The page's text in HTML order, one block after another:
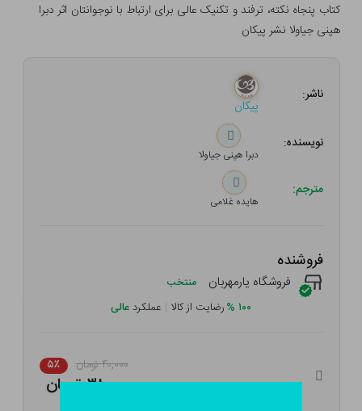
کتاب پنجاه نکته، ترفند و تکنیک عالی برای ارتباط با نوجوانتان اثر دبرا
هپنی جیاولا نشر پیکان
ناشر:
پیکان
نویسنده:
دبرا هپنی جیاولا
مترجم:
هایده غلامی
فروشنده
فروشگاه یارمهربان منتخب
۱۰۰ %رضایت از کالا | عملکرد عالی
۴۰,۰۰۰ تومان ۵٪
۳۸,۰۰۰ تومان